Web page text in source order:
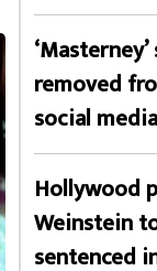
removed
social media
Hollywood
Weinstein
sentenced